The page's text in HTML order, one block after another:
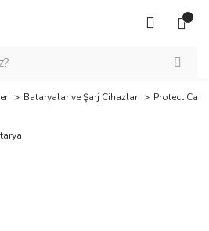
Bataryalar ve Şarj Cihazları Protect